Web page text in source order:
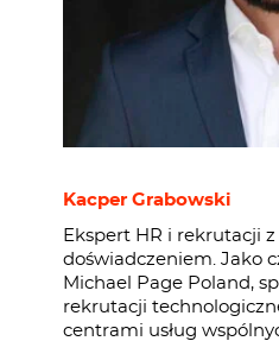
Kacper Grabowski
Ekspert HR i rekrutacji
doświadczeniem. Jako
Michael Page Poland,
rekrutacji
centrami usług